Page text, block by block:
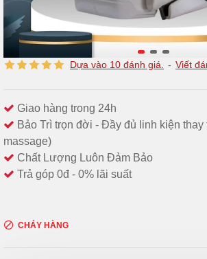
Giao hàng trong 24h
Bảo Trì trọn đời - Đầy đủ linh kiện
massage)
Chất Lượng Luôn Đảm Bảo
Trả góp 0đ - 0% lãi suất
Dựa vào 10 đánh giá. - Viết
CHÁY HÀNG